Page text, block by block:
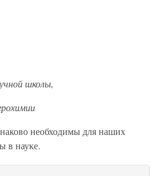
школы,
необходимы для наших
в науке.